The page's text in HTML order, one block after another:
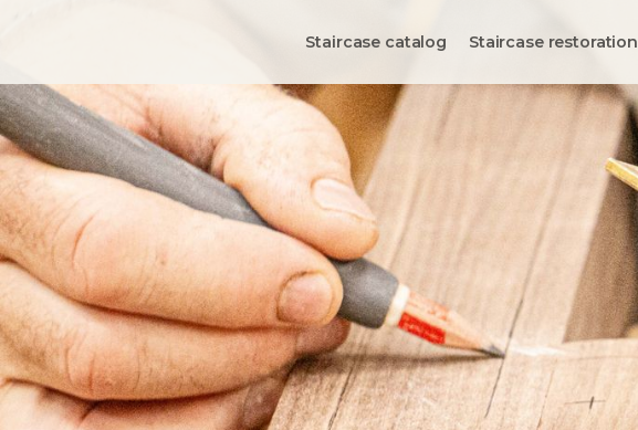
Staircase catalog Staircase restoration